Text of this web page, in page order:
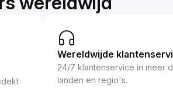
Wereldwijde
24/7 klantenservice in meer
landen en regio's.